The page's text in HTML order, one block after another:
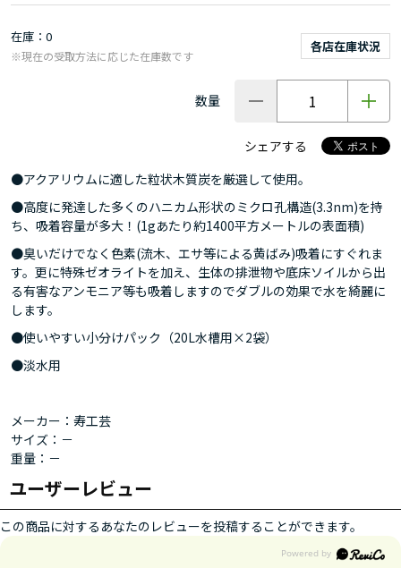
在庫 0
各店在庫状況
※現在の受取方法に応じた在庫数です
数量
シェアする
●アクアリウムに適した粒状木質炭を厳選して使用。
●高度に発達した多くのハニカム形状のミクロ孔構造(3.3nm)を持
ち、吸着容量が多大！(1gあたり約1400平方メートルの表面積)
●臭いだけでなく色素(流木、エサ等による黄ばみ)吸着にすぐれま
す。更に特殊ゼオライトを加え、生体の排泄物や底床ソイルから出
る有害なアンモニア等も吸着しますのでダブルの効果で水を綺麗に
します。
●使いやすい小分けパック（20L水槽用×2袋）
●淡水用
メーカー：寿工芸
サイズ：－
重量：－
ユーザーレビュー
この商品に対するあなたのレビューを投稿することができます。